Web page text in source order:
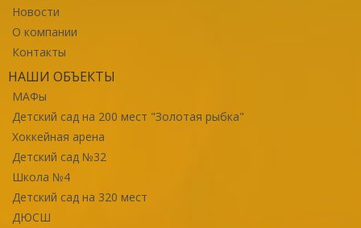
Новости
О компании
Контакты
НАШИ ОБЪЕКТЫ
МАФы
Детский сад на 200 мест "Золотая рыбка"
Хоккейная арена
Детский сад №32
Школа №4
Детский сад на 320 мест
ДЮСШ